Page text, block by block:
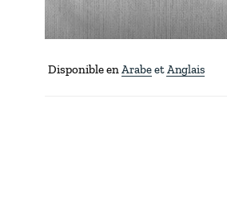
Disponible en Arabe Anglais